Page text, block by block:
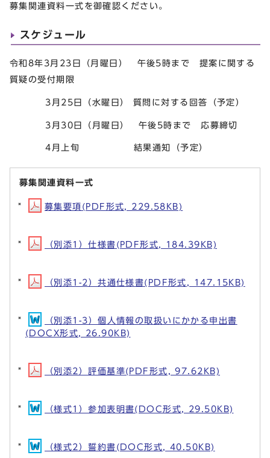
募集関連資料一式を御確認ください。
スケジュール
令和8年3月23日（月曜日） 午後5時まで 提案に関する
質疑の受付期限
3月25日（水曜日） 質問に対する回答（予定）
3月30日（月曜日） 午後5時まで 応募締切
4月上旬 結果通知（予定）
募集関連資料一式
募集要項(PDF形式, 229.58KB)
（別添1）仕様書(PDF形式, 184.39KB)
（別添1-2）共通仕様書(PDF形式, 147.15KB)
（別添1-3）個人情報の取扱いにかかる申出書
(DOCX形式, 26.90KB)
（別添2）評価基準(PDF形式, 97.62KB)
（様式1）参加表明書(DOC形式, 29.50KB)
（様式2）誓約書(DOC形式, 40.50KB)